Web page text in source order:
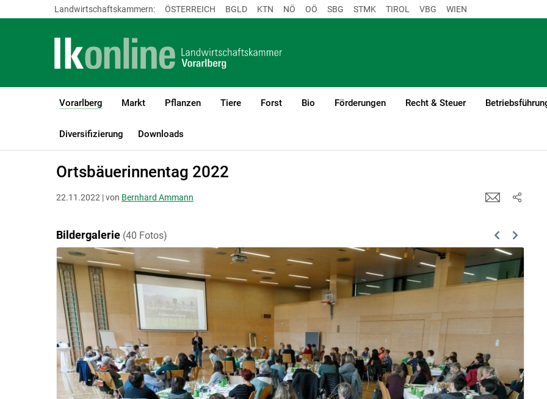
Landwirtschaftskammern: ÖSTERREICH BGLD KTN NÖ OÖ SBG STMK TIROL VBG WIEN
Vorarlberg
(current)1
Markt Pflanzen Tiere Forst Bio Förderungen Recht & Steuer
Diversifizierung Downloads
LK Vorarlberg Vorarlberg Publikationen & Mediathek
Ortsbäuerinnentag 2022
22.11.2022 | von Bernhard Ammann
Bildergalerie (40 Fotos) Previous
Next